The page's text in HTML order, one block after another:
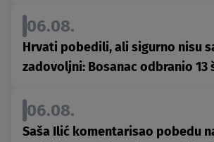
06.08.
Hrvati pobedili, ali sigurno nisu
zadovoljni: Bosanac odbranio 13
06.08.
Saša Ilić komentarisao pobedu